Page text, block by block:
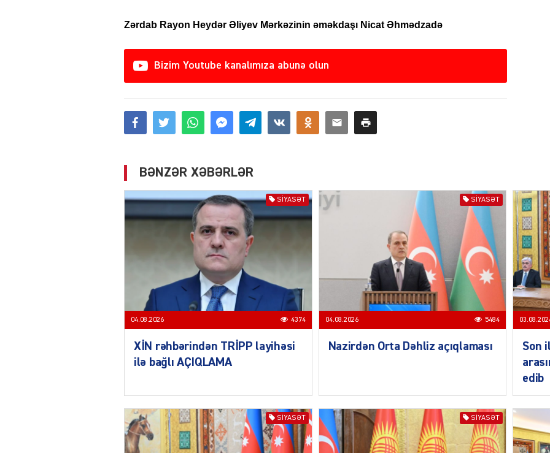
Zərdab Rayon Heydər Əliyev Mərkəzinin əməkdaşı Nicat Əhmədzadə
Bizim Youtube kanalımıza abunə olun
BƏNZƏR XƏBƏRLƏR
SIYASƏT
04.08.2026 4374
XİN rəhbərindən TRİPP layihəsi
ilə bağlı AÇIQLAMA
SIYASƏT
04.08.2026 5484
Nazirdən Orta Dəhliz açıqlaması
Son
edib
SIYASƏT SIYASƏT